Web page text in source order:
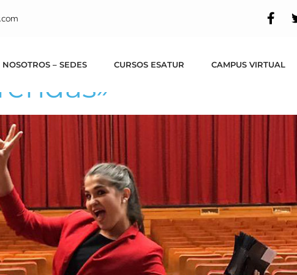
– SEDES CURSOS ESATUR CAMPUS VIRTUAL
de turismo
de Esatur hacen